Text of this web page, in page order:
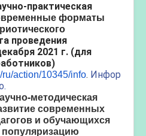
практическая
форматы
проведения
2021 г. (для
ru/action/10345/info. Инфор
методическая
современных
и обучающихся
популяризацию